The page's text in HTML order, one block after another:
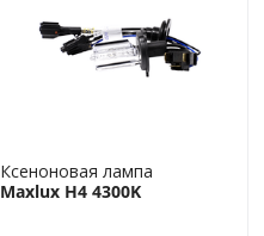
Ксеноновая лампа
Maxlux H4 4300K